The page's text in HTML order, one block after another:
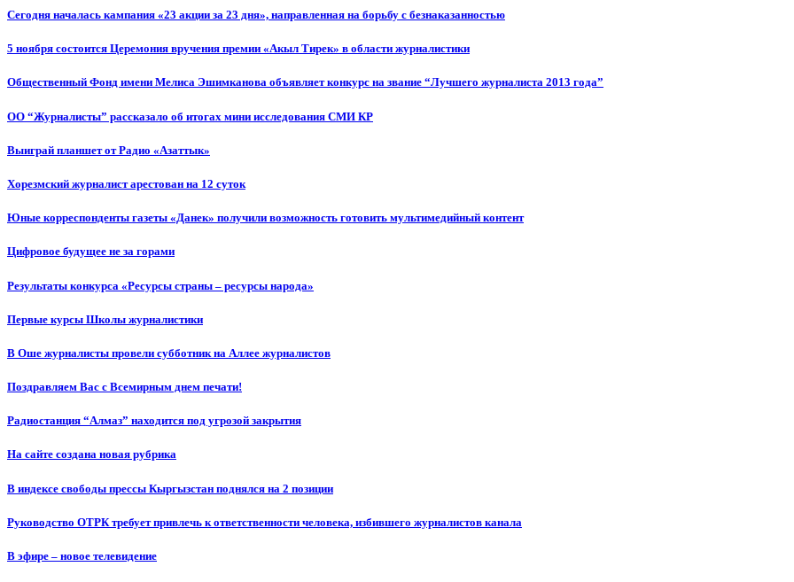
Сегодня началась кампания «23 акции за 23 дня», направленная на борьбу с безнаказанностью
5 ноября состоится Церемония вручения премии «Акыл Тирек» в области журналистики
Общественный Фонд имени Мелиса Эшимканова объявляет конкурс на звание “Лучшего журналиста 2013 года”
ОО “Журналисты” рассказало об итогах мини исследования СМИ КР
Выиграй планшет от Радио «Азаттык»
Хорезмский журналист арестован на 12 суток
Юные корреспонденты газеты «Данек» получили возможность готовить мультимедийный контент
Цифровое будущее не за горами
Результаты конкурса «Ресурсы страны – ресурсы народа»
Первые курсы Школы журналистики
В Оше журналисты провели субботник на Аллее журналистов
Поздравляем Вас с Всемирным днем печати!
Радиостанция “Алмаз” находится под угрозой закрытия
На сайте создана новая рубрика
В индексе свободы прессы Кыргызстан поднялся на 2 позиции
Руководство ОТРК требует привлечь к ответственности человека, избившего журналистов канала
В эфире – новое телевидение